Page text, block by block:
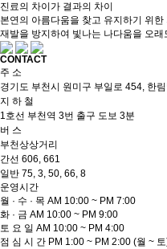
진료의 차이가 결과의 차이
본연의 아름다움을 찾고 유지하기 위
재발을 방지하여 빛나는 나다움을 오
CONTACT
주 소
경기도 부천시 원미구 부일로 454, 한
지 하 철
1호선 부천역 3번 출구 도보 3분
버 스
부천상상거리
간선 606, 661
일반 75, 3, 50, 66, 8
운영시간
월 · 수 · 목 AM 10:00 ~ PM 7:00
화 · 금 AM 10:00 ~ PM 9:00
토 요 일 AM 10:00 ~ PM 4:00
점 심 시 간 PM 1:00 ~ PM 2:00 (월 ~